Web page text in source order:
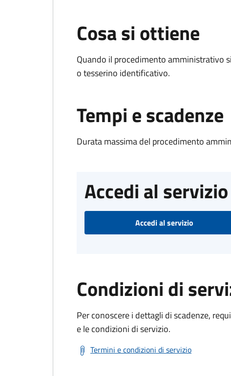
Cosa si ottiene
Quando il procedimento amministrativo
o tesserino identificativo.
Tempi e scadenze
Durata massima del procedimento
Accedi al servizio
Accedi al servizio
Condizioni di
Per conoscere i dettagli di scadenze,
e le condizioni di servizio.
Termini e condizioni di servizio